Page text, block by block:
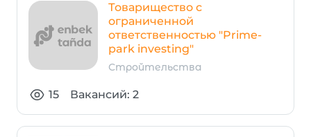
Товарищество с
ограниченной
ответственностью "Prime-
park investing"
Стройтельства
15 Вакансий: 2